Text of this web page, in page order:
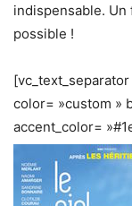
indispensable.
possible !
[vc_text_separator
color= »custom »
accent_color=